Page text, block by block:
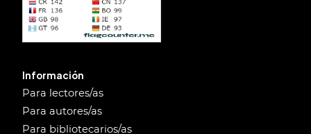
Información
Para lectores/as
Para autores/as
Para bibliotecarios/as